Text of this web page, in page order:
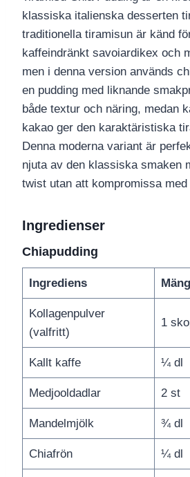
klassiska italienska desserten
traditionella tiramisun är känd
kaffeindränkt savoiardikex och
men i denna version används
en pudding med liknande
både textur och näring, medan
kakao ger den karaktäristiska
Denna moderna variant är
njuta av den klassiska smaken
twist utan att kompromissa med
Ingredienser
Chiapudding
Ingrediens
Kollagenpulver
(valfritt)
1
Kallt kaffe ¼ dl
Medjooldadlar 2 st
Mandelmjölk ¾ dl
Chiafrön ¼ dl